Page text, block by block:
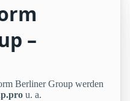
–
Berliner Group werden
u. a.